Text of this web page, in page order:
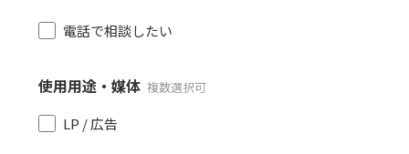
電話で相談したい
使用用途・媒体 複数選択可
LP / 広告